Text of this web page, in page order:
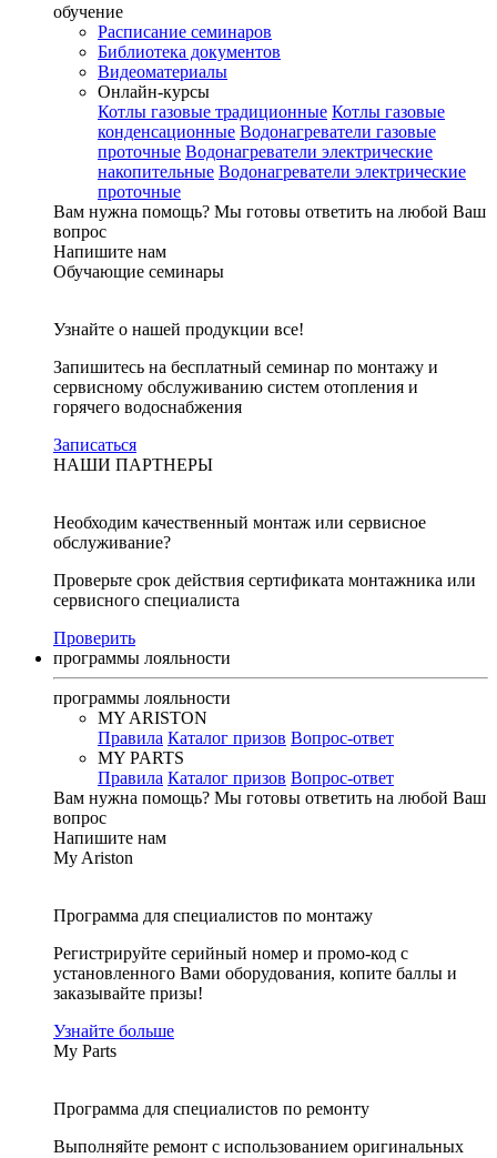
обучение
Расписание семинаров
Библиотека документов
Видеоматериалы
Онлайн-курсы
Котлы газовые традиционные Котлы газовые
конденсационные Водонагреватели газовые
проточные Водонагреватели электрические
накопительные Водонагреватели электрические
проточные
Вам нужна помощь? Мы готовы ответить на любой Ваш
вопрос
Напишите нам
Обучающие семинары
Узнайте о нашей продукции все!
Запишитесь на бесплатный семинар по монтажу и
сервисному обслуживанию систем отопления и
горячего водоснабжения
Записаться
НАШИ ПАРТНЕРЫ
Необходим качественный монтаж или сервисное
обслуживание?
Проверьте срок действия сертификата монтажника или
сервисного специалиста
Проверить
программы лояльности
программы лояльности
MY ARISTON
Правила Каталог призов Вопрос-ответ
MY PARTS
Правила Каталог призов Вопрос-ответ
Вам нужна помощь? Мы готовы ответить на любой Ваш
вопрос
Напишите нам
My Ariston
Программа для специалистов по монтажу
Регистрируйте серийный номер и промо-код с
установленного Вами оборудования, копите баллы и
заказывайте призы!
Узнайте больше
My Parts
Программа для специалистов по ремонту
Выполняйте ремонт с использованием оригинальных